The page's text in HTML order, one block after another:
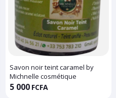
Savon noir teint caramel by
Michnelle cosmétique
5 000 FCFA